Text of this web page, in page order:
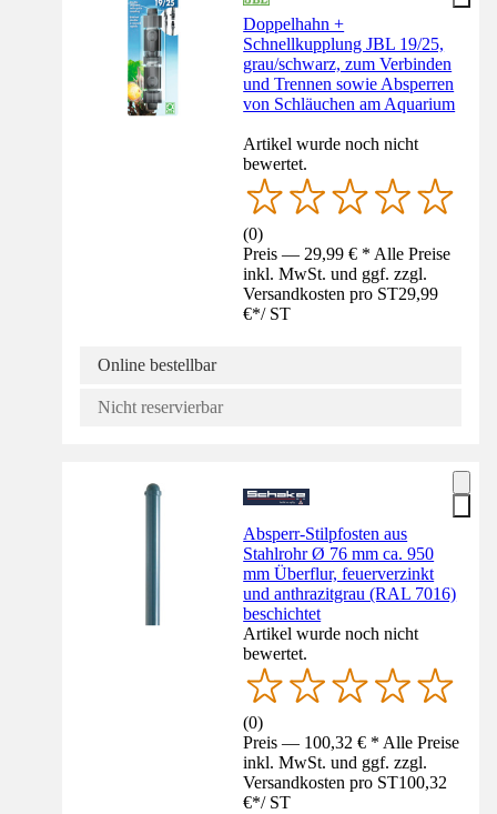
Doppelhahn +
Schnellkupplung JBL 19/25,
grau/schwarz, zum Verbinden
und Trennen sowie Absperren
von Schläuchen am Aquarium
Artikel wurde noch nicht
bewertet.
(0)
Preis — 29,99 € * Alle Preise
inkl. MwSt. und ggf. zzgl.
Versandkosten pro ST29,99
€*/ ST
Online bestellbar
Nicht reservierbar
Absperr-Stilpfosten aus
Stahlrohr Ø 76 mm ca. 950
mm Überflur, feuerverzinkt
und anthrazitgrau (RAL 7016)
beschichtet
Artikel wurde noch nicht
bewertet.
(0)
Preis — 100,32 € * Alle Preise
inkl. MwSt. und ggf. zzgl.
Versandkosten pro ST100,32
€*/ ST